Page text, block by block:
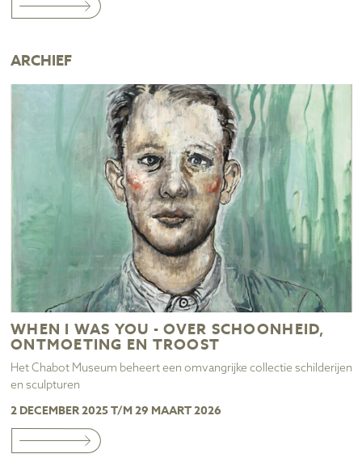
ARCHIEF
WHEN I WAS YOU - OVER SCHOONHEID,
ONTMOETING EN TROOST
Het Chabot Museum beheert een omvangrijke collectie schilderijen
en sculpturen
2 DECEMBER 2025 T/M 29 MAART 2026